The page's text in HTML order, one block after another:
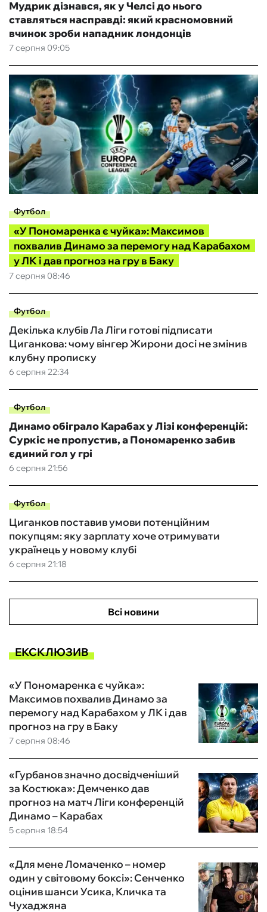
7 серпня 09:05
Мудрик дізнався, як у Челсі до нього
ставляться насправді: який красномовний
вчинок зроби нападник лондонців
Футбол
7 серпня 08:46
«У Пономаренка є чуйка»: Максимов
похвалив Динамо за перемогу над Карабахом
у ЛК і дав прогноз на гру в Баку
Футбол
6 серпня 22:34
Декілька клубів Ла Ліги готові підписати
Циганкова: чому вінгер Жирони досі не змінив
клубну прописку
Футбол
6 серпня 21:56
Динамо обіграло Карабах у Лізі конференцій:
Суркіс не пропустив, а Пономаренко забив
єдиний гол у грі
Футбол
6 серпня 21:18
Циганков поставив умови потенційним
покупцям: яку зарплату хоче отримувати
українець у новому клубі
Всі новини
ЕКСКЛЮЗИВ
7 серпня 08:46
«У Пономаренка є чуйка»:
Максимов похвалив Динамо за
перемогу над Карабахом у ЛК і дав
прогноз на гру в Баку
5 серпня 18:54
«Гурбанов значно досвідченіший
за Костюка»: Демченко дав
прогноз на матч Ліги конференцій
Динамо – Карабах
«Для мене Ломаченко – номер
один у світовому боксі»: Сенченко
оцінив шанси Усика, Кличка та
Чухаджяна